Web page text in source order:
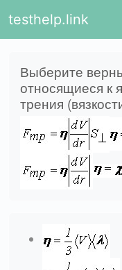
testhelp.link
Выберите
относящиеся к
трения